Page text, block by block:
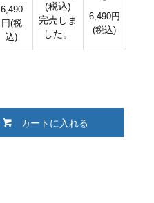
6,490
円(税
込)
(税込)
完売しま
した。
6,490円
(税込)
カートに入れる